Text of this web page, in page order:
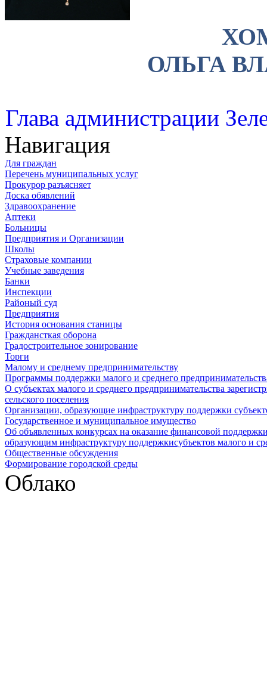
ОЛЬГА
Глава администрации
Навигация
Для граждан
Перечень муниципальных услуг
Прокурор разъясняет
Доска обявлений
Здравоохранение
Аптеки
Больницы
Предприятия и Организации
Школы
Страховые компании
Учебные заведения
Банки
Инспекции
Районый суд
Предприятия
История основания станицы
Граждансткая оборона
Градостроительное зонирование
Торги
Малому и среднему предпринимательству
Программы поддержки малого и среднего
О субъектах малого и среднего предпринимательства
сельского поселения
Организации, образующие инфраструктуру поддержки
Государственное и муниципальное имущество
Об объявленных конкурсах на оказание финансовой
образующим инфраструктуру поддержкисубъектов малого и
Общественные обсуждения
Формирование городской среды
Облако